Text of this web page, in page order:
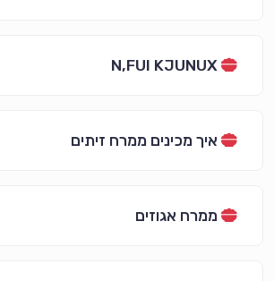
איך מכינים ממרח זיתים
ממרח אגוזים